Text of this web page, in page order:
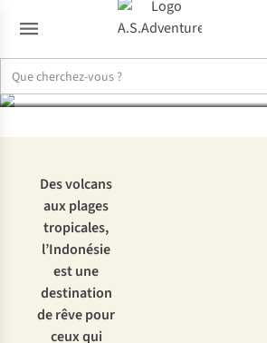
par
Des volcans
aux plages
tropicales,
l’Indonésie
est une
destination
de rêve pour
ceux qui